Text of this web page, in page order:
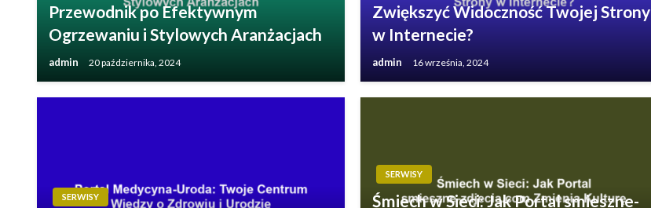
Przewodnik po Efektywnym
Ogrzewaniu i Stylowych Aranżacjach
admin 20 października, 2024
Zwiększyć Widoczność Twojej Strony
w Internecie?
admin 16 września, 2024
SERWISY
SERWISY
Śmiech w Sieci: Jak Portal smieszne-